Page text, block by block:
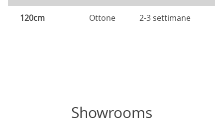
120cm Ottone 2-3 settimane
Showrooms